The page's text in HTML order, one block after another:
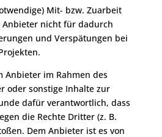
Mit- bzw. Zuarbeit
nicht für dadurch
und Verspätungen bei
Anbieter im Rahmen des
oder sonstige Inhalte zur
dafür verantwortlich, dass
die Rechte Dritter (z. B.
Dem Anbieter ist es von